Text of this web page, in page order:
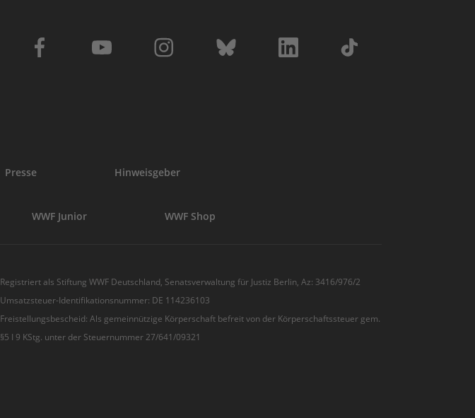
Presse Hinweisgeber
WWF Junior WWF Shop
Registriert als Stiftung WWF Deutschland, Senatsverwaltung für Justiz Berlin, Az: 3416/976/2
Umsatzsteuer-Identifikationsnummer: DE 114236103
Freistellungsbescheid: Als gemeinnützige Körperschaft befreit von der Körperschaftssteuer gem.
§5 I 9 KStg. unter der Steuernummer 27/641/09321